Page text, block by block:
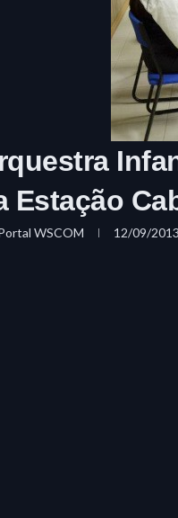
Estação
WSCOM 12/09/2013